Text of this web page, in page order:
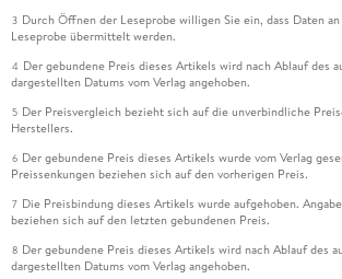
3 Durch Öffnen der Leseprobe willigen Sie ein, dass Daten
Leseprobe übermittelt werden.
4 Der gebundene Preis dieses Artikels wird nach Ablauf des
dargestellten Datums vom Verlag angehoben.
5 Der Preisvergleich bezieht sich auf die unverbindliche
Herstellers.
6 Der gebundene Preis dieses Artikels wurde vom Verlag
Preissenkungen beziehen sich auf den vorherigen Preis.
7 Die Preisbindung dieses Artikels wurde aufgehoben.
beziehen sich auf den letzten gebundenen Preis.
8 Der gebundene Preis dieses Artikels wird nach Ablauf des
dargestellten Datums vom Verlag angehoben.